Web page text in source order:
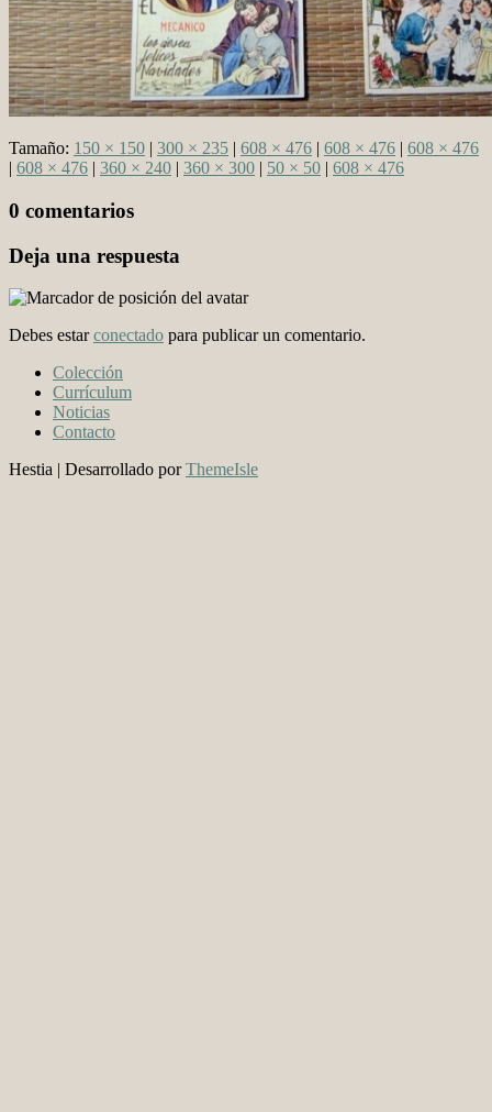
Tamaño: 150 × 150 | 300 × 235 | 608 × 476 | 608 × 476 | 608 × 476
| 608 × 476 | 360 × 240 | 360 × 300 | 50 × 50 | 608 × 476
0 comentarios
Deja una respuesta
Debes estarconectado para publicar un comentario.
Colección
Currículum
Noticias
Contacto
Hestia | Desarrollado porThemeIsle